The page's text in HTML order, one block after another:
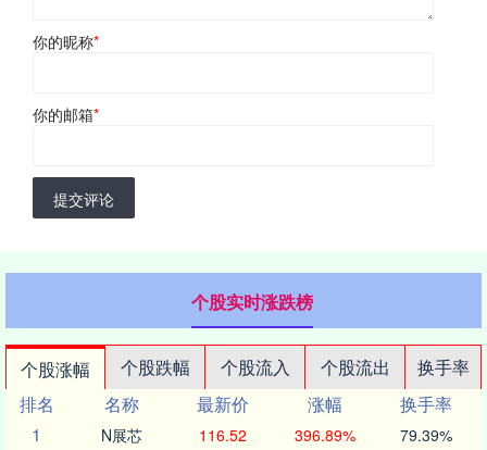
你的昵称*
你的邮箱*
提交评论
个股实时涨跌榜
个股涨幅 个股跌幅 个股流入 个股流出
换手率
排名
名称 最新价 涨幅
换手率
1
N展芯 116.52 396.89% 79.39%